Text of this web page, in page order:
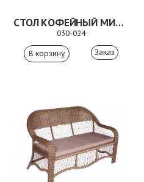
СТОЛ КОФЕЙНЫЙ МИМИ КОРИЧНЕВЫЙ
030-024
Заказ